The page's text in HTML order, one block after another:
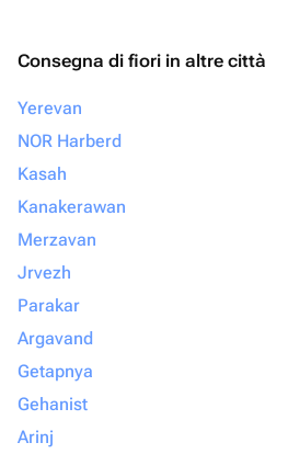
Consegna di fiori in altre città
Yerevan
NOR Harberd
Kasah
Kanakerawan
Merzavan
Jrvezh
Parakar
Argavand
Getapnya
Gehanist
Arinj